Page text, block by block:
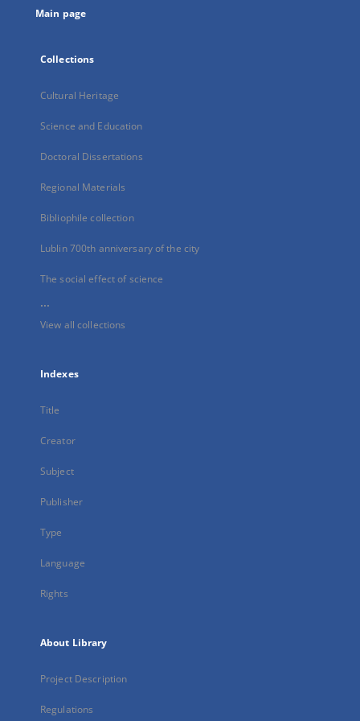
Main page
Collections
Cultural Heritage
Science and Education
Doctoral Dissertations
Regional Materials
Bibliophile collection
Lublin 700th anniversary of the city
The social effect of science
...
View all collections
Indexes
Title
Creator
Subject
Publisher
Type
Language
Rights
About Library
Project Description
Regulations